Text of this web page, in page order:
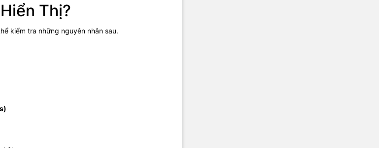
Thị?
kiểm tra những nguyên nhân sau.